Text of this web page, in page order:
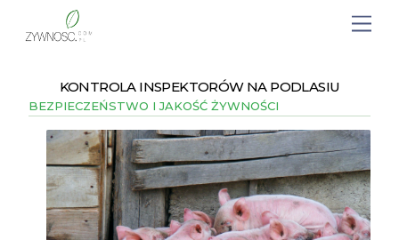
KONTROLA INSPEKTORÓW NA PODLASIU
BEZPIECZEŃSTWO I JAKOŚĆ ŻYWNOŚCI